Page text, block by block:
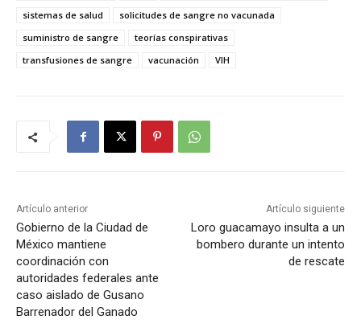
sistemas de salud
solicitudes de sangre no vacunada
suministro de sangre
teorías conspirativas
transfusiones de sangre
vacunación VIH
Artículo anterior
Gobierno de la Ciudad de
México mantiene
coordinación con
autoridades federales ante
caso aislado de Gusano
Barrenador del Ganado
Artículo siguiente
Loro guacamayo insulta a un
bombero durante un intento
de rescate